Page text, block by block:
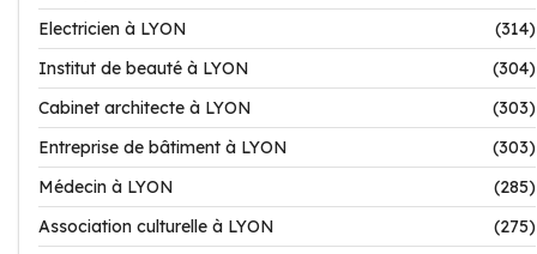
Electricien à LYON
(314)
Institut de beauté à LYON
(304)
Cabinet architecte à LYON
(303)
Entreprise de bâtiment à LYON
(303)
Médecin à LYON
(285)
Association culturelle à LYON
(275)